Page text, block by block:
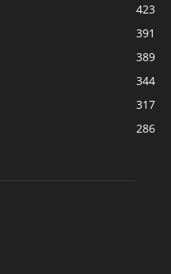
423
391
389
344
317
286